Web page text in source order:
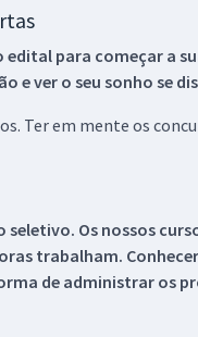
edital para começar a
e ver o seu sonho se
Ter em mente os
Os nossos
trabalham.
de administrar os